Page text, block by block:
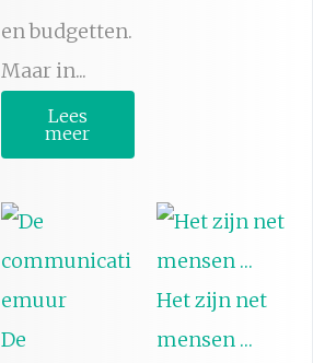
en budgetten.
Maar in...
Lees
meer
De
Het zijn net
mensen …